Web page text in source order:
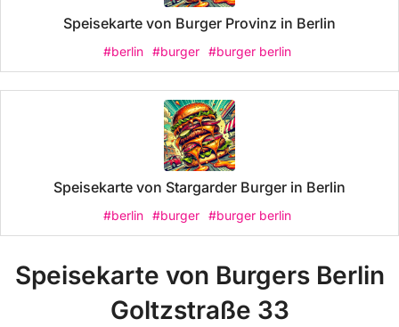
Speisekarte von Burger Provinz in Berlin
#berlin #burger #burger berlin
Speisekarte von Stargarder Burger in Berlin
#berlin #burger #burger berlin
Speisekarte von Burgers Berlin
Goltzstraße 33